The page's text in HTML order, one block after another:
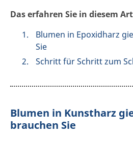
Das erfahren Sie in diesem
Blumen in Epoxidharz
Sie
Schritt für Schritt zum
Blumen in Kunstharz
brauchen Sie